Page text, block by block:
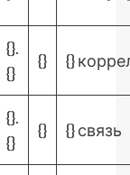
{}.
{}
{} {}
{}.
{}
{} {} связь